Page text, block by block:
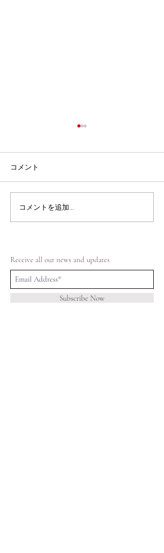
【POP UP】伊勢丹新宿店
メンズ館
コメント
コメントを追加…
Receive all our news and updates
Subscribe Now